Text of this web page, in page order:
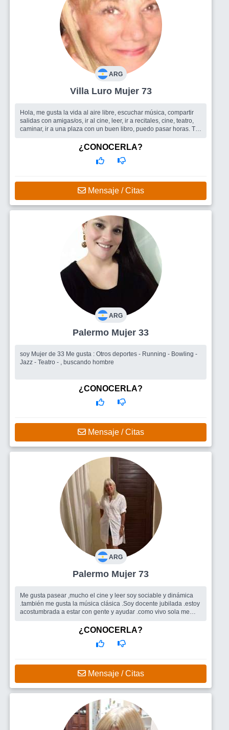
ARG
Villa Luro Mujer 73
Hola, me gusta la vida al aire libre, escuchar música, compartir
salidas con amigas/os, ir al cine, leer, ir a recitales, cine, teatro,
caminar, ir a una plaza con un buen libro, puedo pasar horas. T...
Compartir salidas, aprender tb y escuchar experiencias de otros
¿CONOCERLA?
Mensaje / Citas
ARG
Palermo Mujer 33
soy Mujer de 33 Me gusta : Otros deportes - Running - Bowling -
Jazz - Teatro - , buscando hombre
¿CONOCERLA?
Mensaje / Citas
ARG
Palermo Mujer 73
Me gusta pasear ,mucho el cine y leer soy sociable y dinámica
.también me gusta la música clásica .Soy docente jubilada .estoy
acostumbrada a estar con gente y ayudar .como vivo sola me
Principalmente un grupo para alternar pero no descartó
encontrar un hombre para salir
¿CONOCERLA?
Mensaje / Citas